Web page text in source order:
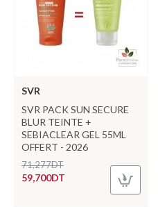
SVR
SVR PACK SUN SECURE
BLUR TEINTE +
SEBIACLEAR GEL 55ML
OFFERT - 2026
59,700DT
71,277DT